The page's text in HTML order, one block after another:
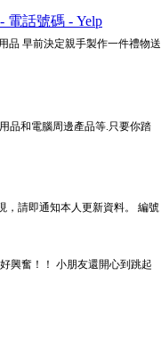
電話號碼 - Yelp
品 早前決定親手製作一件禮物送
品和電腦周邊產品等.只要你踏
，請即通知本人更新資料。 編號
興奮！！ 小朋友還開心到跳起